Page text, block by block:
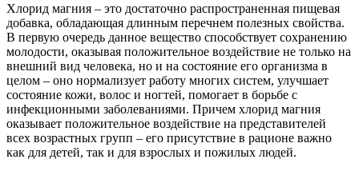
Хлорид магния – это достаточно распространенная пищевая
добавка, обладающая длинным перечнем полезных свойства.
В первую очередь данное вещество способствует сохранению
молодости, оказывая положительное воздействие не только на
внешний вид человека, но и на состояние его организма в
целом – оно нормализует работу многих систем, улучшает
состояние кожи, волос и ногтей, помогает в борьбе с
инфекционными заболеваниями. Причем хлорид магния
оказывает положительное воздействие на представителей
всех возрастных групп – его присутствие в рационе важно
как для детей, так и для взрослых и пожилых людей.